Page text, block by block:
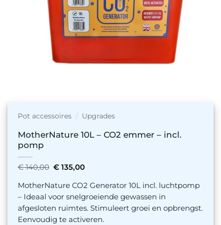
Pot accessoires / Upgrades
MotherNature 10L – CO2 emmer – incl.
pomp
€140,00 Oorspronkelijke
€ 140,00.
€ 135,00Huidige
is:
€ 135,00.
MotherNature CO2 Generator 10L incl. luchtpomp
– Ideaal voor snelgroeiende gewassen in
afgesloten ruimtes. Stimuleert groei en opbrengst.
Eenvoudig te activeren.